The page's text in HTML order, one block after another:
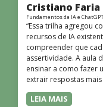
Cristiano Faria
Fundamentos da IA e ChatGPT
“Essa trilha agregou
recursos de IA
compreender que
assertividade. A aula
ensinar a como fazer
extrair respostas
disponíveis. O
dominar o conteúdo,
LEIA MAIS